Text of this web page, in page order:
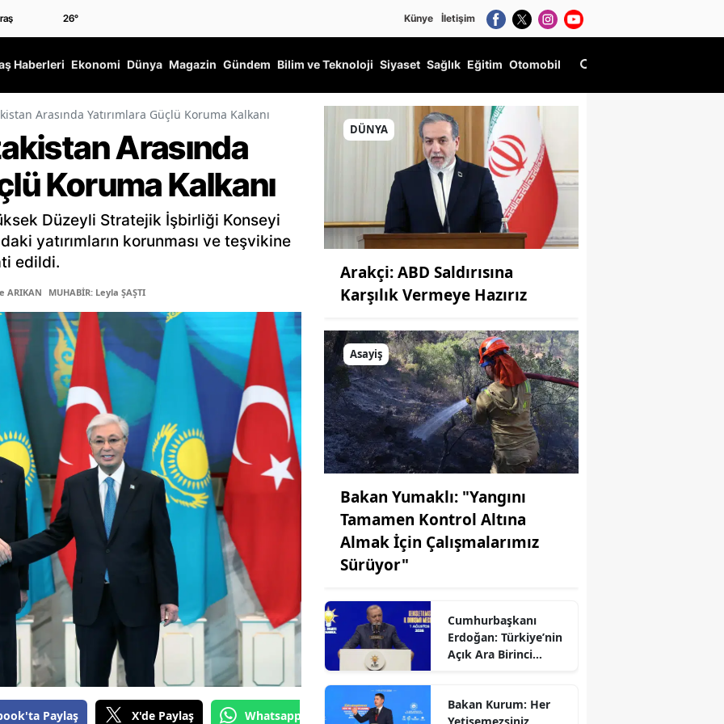
26° Künye İletişim
Haberleri Ekonomi Dünya Magazin Gündem Bilim ve Teknoloji Siyaset Sağlık Eğitim Otomobil
Arasında Yatırımlara Güçlü Koruma Kalkanı
Arasında
Koruma Kalkanı
Düzeyli Stratejik İşbirliği Konseyi
yatırımların korunması ve teşvikine
edildi.
ARIKAN MUHABİR: Leyla ŞAŞTI
Paylaş X'de Paylaş Whatsapp'tan Gönder
DÜNYA
Arakçi: ABD Saldırısına
Karşılık Vermeye Hazırız
Asayiş
Bakan Yumaklı: "Yangını
Tamamen Kontrol Altına
Almak İçin Çalışmalarımız
Sürüyor"
Cumhurbaşkanı
Erdoğan: Türkiye’nin
Açık Ara Birinci
Bakan Kurum: Her